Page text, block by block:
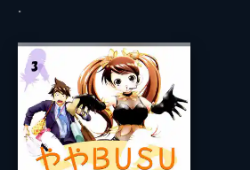
。